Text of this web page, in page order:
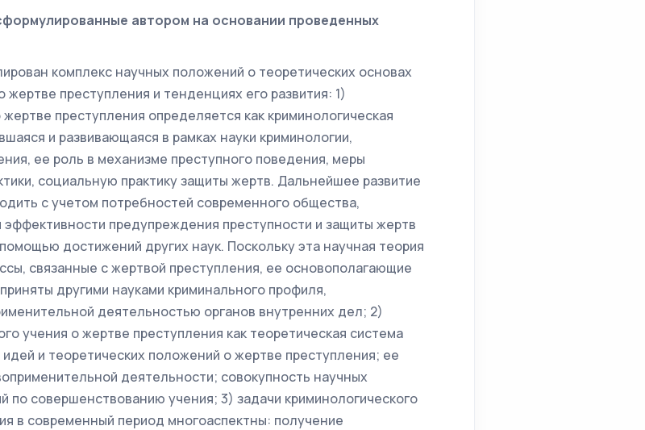
автором на основании проведенных
комплекс научных положений о теоретических основах
жертве преступления и тенденциях его развития: 1)
преступления определяется как криминологическая
и развивающаяся в рамках науки криминологии,
ее роль в механизме преступного поведения, меры
социальную практику защиты жертв. Дальнейшее развитие
с учетом потребностей современного общества,
предупреждения преступности и защиты жертв
достижений других наук. Поскольку эта научная теория
связанные с жертвой преступления, ее основополагающие
другими науками криминального профиля,
деятельностью органов внутренних дел; 2)
учения о жертве преступления как теоретическая система
и теоретических положений о жертве преступления; ее
деятельности; совокупность научных
по совершенствованию учения; 3) задачи криминологического
в современный период многоаспектны: получение